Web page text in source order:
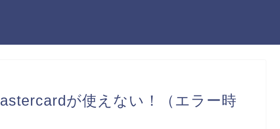
が使えない！（エラー時